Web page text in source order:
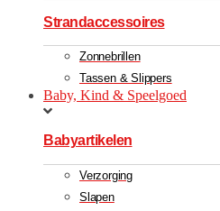
Strandaccessoires
Zonnebrillen
Tassen & Slippers
Baby, Kind & Speelgoed
Babyartikelen
Verzorging
Slapen